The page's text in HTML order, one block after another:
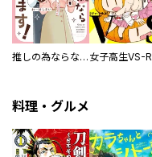
推しの為ならなんでもします！ 女子高生VS-R
料理・グルメ